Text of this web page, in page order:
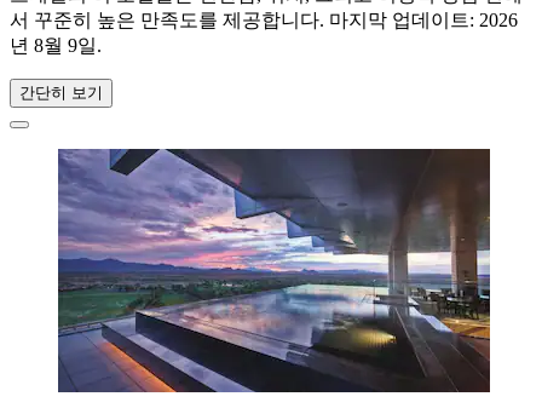
서 꾸준히 높은 만족도를 제공합니다. 마지막 업데이트: 2026
년 8월 9일.
간단히 보기